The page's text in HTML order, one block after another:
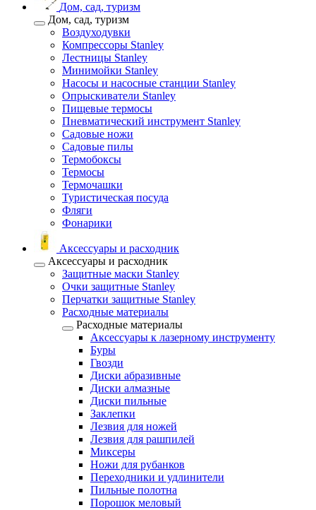
Дом, сад, туризм
Дом, сад, туризм
Воздуходувки
Компрессоры Stanley
Лестницы Stanley
Минимойки Stanley
Насосы и насосные станции Stanley
Опрыскиватели Stanley
Пищевые термосы
Пневматический инструмент Stanley
Садовые ножи
Садовые пилы
Термобоксы
Термосы
Термочашки
Туристическая посуда
Фляги
Фонарики
Аксессуары и расходник
Аксессуары и расходник
Защитные маски Stanley
Очки защитные Stanley
Перчатки защитные Stanley
Расходные материалы
Расходные материалы
Аксессуары к лазерному инструменту
Буры
Гвозди
Диски абразивные
Диски алмазные
Диски пильные
Заклепки
Лезвия для ножей
Лезвия для рашпилей
Миксеры
Ножи для рубанков
Переходники и удлинители
Пильные полотна
Порошок меловый